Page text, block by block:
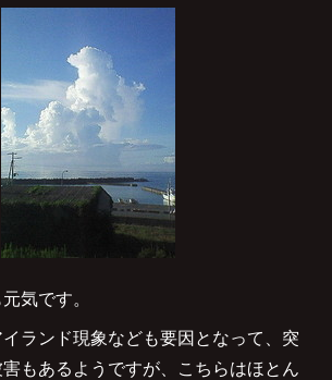
気です。
ランド現象なども要因となって、突
もあるようですが、こちらはほとん